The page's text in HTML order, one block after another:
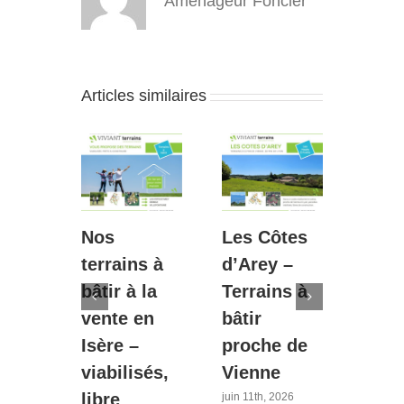
Articles similaires
Nos
terrains à
bâtir à la
vente en
Isère –
viabilisés,
libre
Les Côtes
d’Arey –
Terrains à
bâtir
proche de
Vienne
juin 11th, 2026